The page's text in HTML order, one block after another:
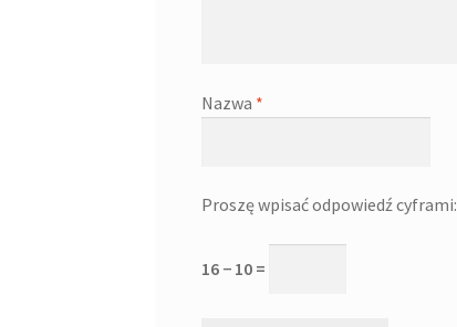
Nazwa *
Proszę wpisać odpowiedź cyframi:
16 − 10 =